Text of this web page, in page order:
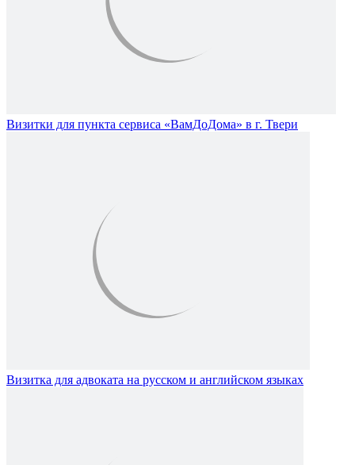
Визитки для пункта сервиса «ВамДоДома» в г. Твери
Визитка для адвоката на русском и английском языках